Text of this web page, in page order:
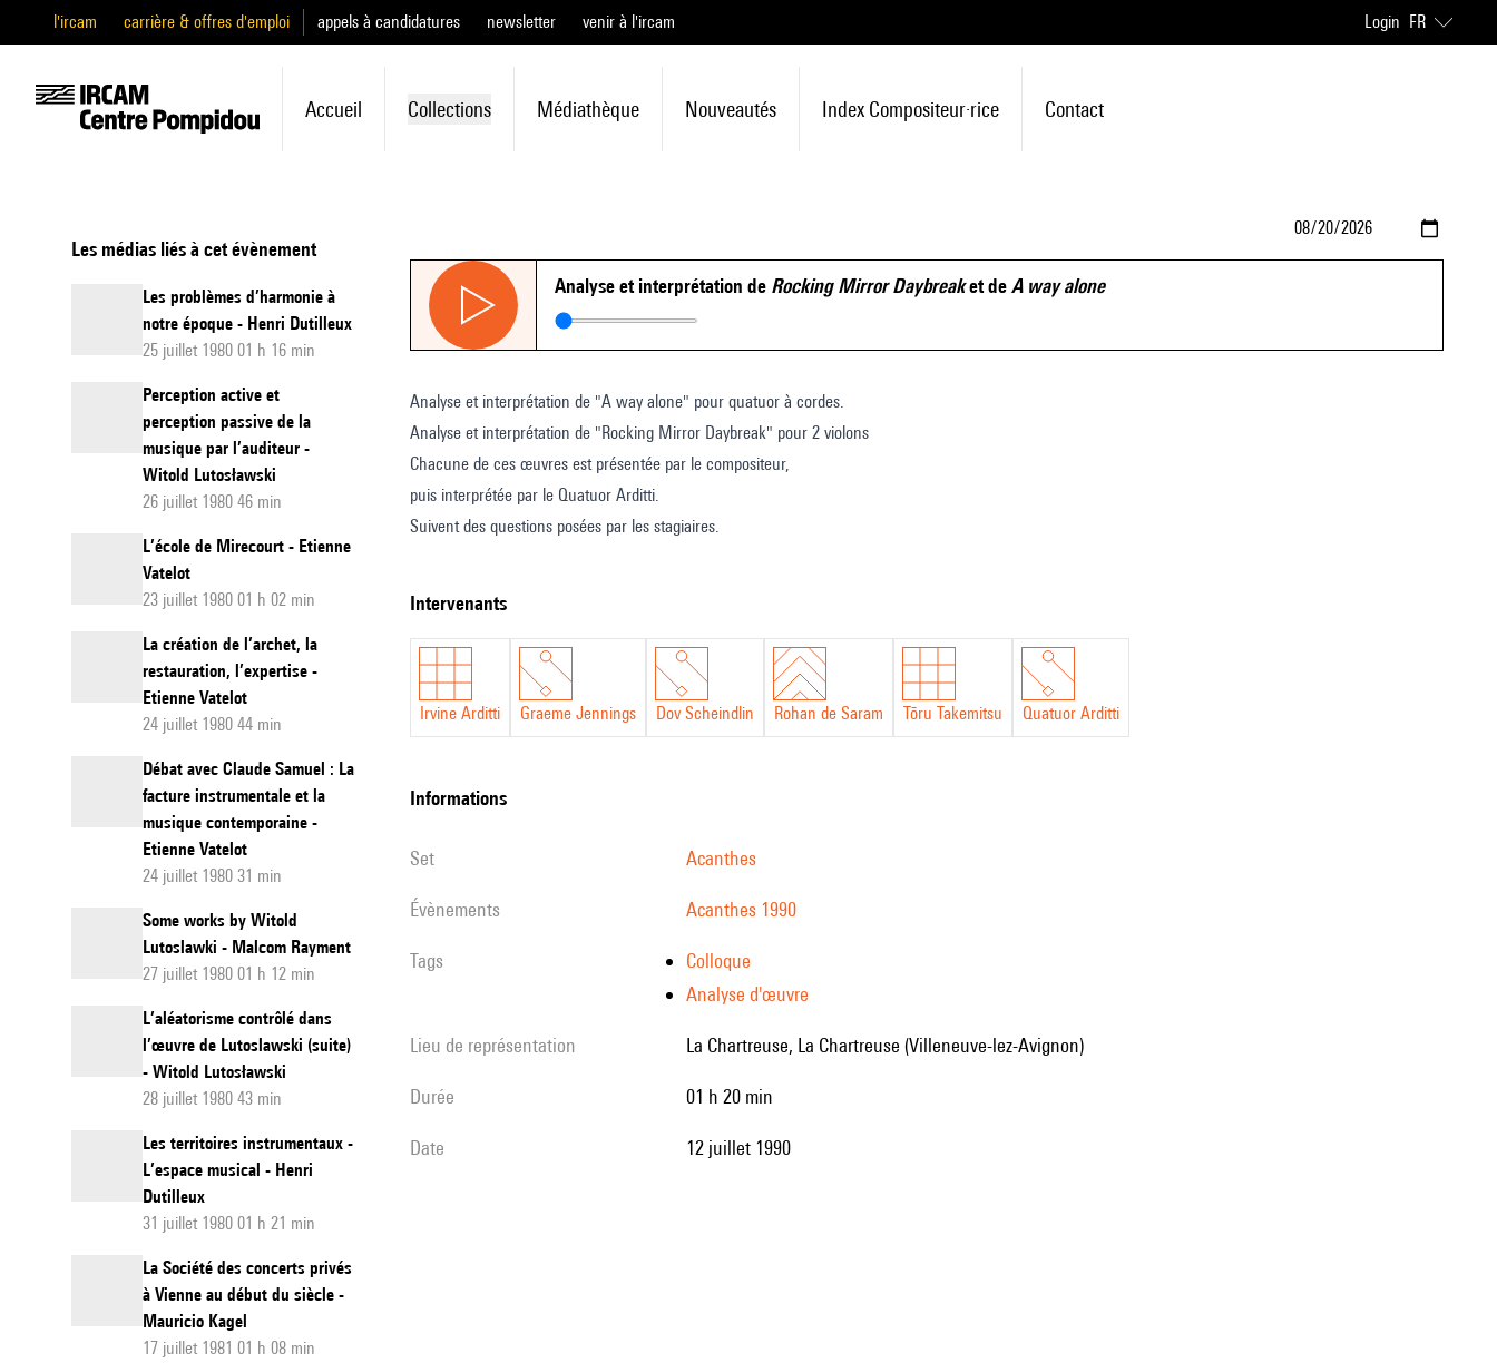
l'ircam carrière & offres d'emploi appels à candidatures newsletter venir à l'ircam Login FR
Accueil Collections Médiathèque Nouveautés Index Compositeur·rice Contact
Les médias liés à cet évènement
Les problèmes d’harmonie à
notre époque - Henri Dutilleux
25 juillet 1980 01 h 16 min
Perception active et
perception passive de la
musique par l’auditeur -
Witold Lutosławski
26 juillet 1980 46 min
L’école de Mirecourt - Etienne
Vatelot
23 juillet 1980 01 h 02 min
La création de l’archet, la
restauration, l’expertise -
Etienne Vatelot
24 juillet 1980 44 min
Débat avec Claude Samuel : La
facture instrumentale et la
musique contemporaine -
Etienne Vatelot
24 juillet 1980 31 min
Some works by Witold
Lutoslawki - Malcom Rayment
27 juillet 1980 01 h 12 min
L’aléatorisme contrôlé dans
l’œuvre de Lutoslawski (suite)
- Witold Lutosławski
28 juillet 1980 43 min
Les territoires instrumentaux -
L’espace musical - Henri
Dutilleux
31 juillet 1980 01 h 21 min
La Société des concerts privés
à Vienne au début du siècle -
Mauricio Kagel
17 juillet 1981 01 h 08 min
Analyse et interprétation de Rocking Mirror Daybreaket deA way alone
Analyse et interprétation de "A way alone" pour quatuor à cordes.
Analyse et interprétation de "Rocking Mirror Daybreak" pour 2 violons
Chacune de ces œuvres est présentée par le compositeur,
puis interprétée par le Quatuor Arditti.
Suivent des questions posées par les stagiaires.
intervenants
Irvine Arditti Graeme Jennings Dov Scheindlin Rohan de Saram Tōru Takemitsu Quatuor Arditti
informations
set Acanthes
évènements Acanthes 1990
Tags
Colloque
Analyse d'œuvre
Lieu de représentation La Chartreuse, La Chartreuse (Villeneuve-lez-Avignon)
durée 01 h 20 min
date 12 juillet 1990